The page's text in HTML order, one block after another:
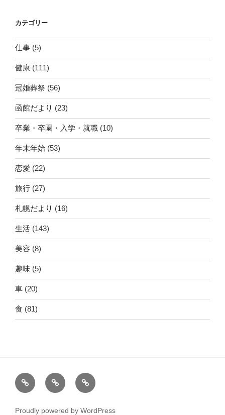
カテゴリー
仕事 (5)
健康 (111)
冠婚葬祭 (56)
函館だより (23)
卒業・卒園・入学・就職 (10)
年末年始 (53)
恋愛 (22)
旅行 (27)
札幌だより (16)
生活 (143)
美容 (8)
趣味 (5)
車 (20)
食 (81)
ホ
ー
運
営
こ
の
Proudly powered by WordPress